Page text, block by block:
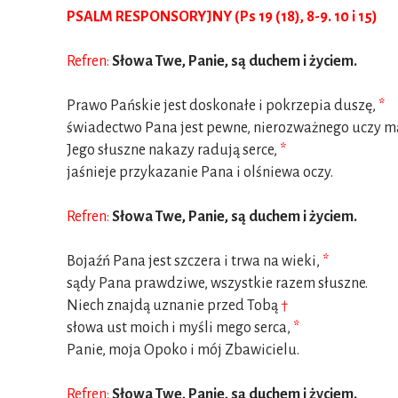
PSALM RESPONSORYJNY (Ps 19 (18), 8-9. 10 i 15)
Refren: Słowa Twe, Panie, są duchem i życiem.
Prawo Pańskie jest doskonałe i pokrzepia duszę, *
świadectwo Pana jest pewne, nierozważnego uczy
Jego słuszne nakazy radują serce, *
jaśnieje przykazanie Pana i olśniewa oczy.
Refren: Słowa Twe, Panie, są duchem i życiem.
Bojaźń Pana jest szczera i trwa na wieki, *
sądy Pana prawdziwe, wszystkie razem słuszne.
Niech znajdą uznanie przed Tobą†
słowa ust moich i myśli mego serca, *
Panie, moja Opoko i mój Zbawicielu.
Refren: Słowa Twe, Panie, są duchem i życiem.